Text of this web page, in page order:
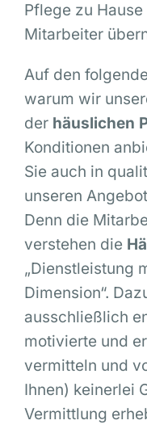
Pflege zu
Mitarbeiter
Auf den
warum wir
der häuslichen
Konditionen
Sie auch in
unseren
Denn die
verstehen die
„Dienstleistung
Dimension“.
ausschließlich
motivierte und
vermitteln und
Ihnen) keinerlei
Vermittlung